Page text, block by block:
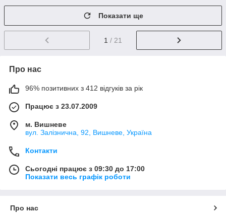
Показати ще
1 / 21
Про нас
96% позитивних з 412 відгуків за рік
Працює з 23.07.2009
м. Вишневе
вул. Залізнична, 92, Вишневе, Україна
Контакти
Сьогодні працює з 09:30 до 17:00
Показати весь графік роботи
Про нас